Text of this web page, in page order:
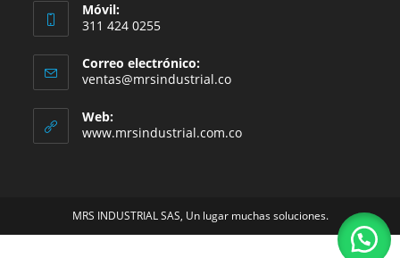
Móvil:
311 424 0255
Correo electrónico:
ventas@mrsindustrial.coSe
tu
aplicación
Web:
www.mrsindustrial.com.co
MRS INDUSTRIAL SAS, Un lugar muchas soluciones.